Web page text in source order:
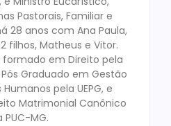
Pastorais, Familiar e
28 anos com Ana Paula,
filhos, Matheus e Vitor.
em Direito pela
Graduado em Gestão
pela UEPG, e
Matrimonial Canônico
PUC-MG.